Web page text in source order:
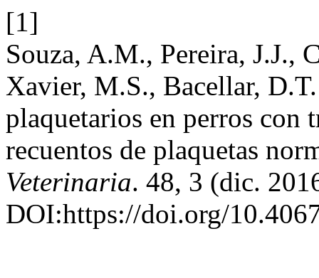
[1]
Souza, A.M., Pereira, J.J.,
Xavier, M.S., Bacellar,
plaquetarios en perros con
recuentos de plaquetas
Veterinaria. 48, 3 (dic.
DOI:https://doi.org/